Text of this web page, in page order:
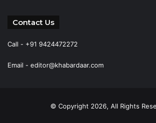
Contact Us
Call - +91 9424472272
Email - editor@khabardaar.com
© Copyright 2026, All Rights